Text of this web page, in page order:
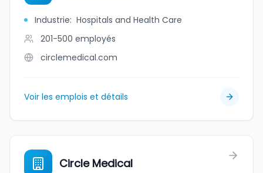
Industrie: Hospitals and Health Care
201-500 employés
circlemedical.com
Voir les emplois et détails
Circle Medical